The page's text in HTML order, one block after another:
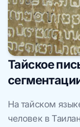
Тайское
На тайском
человек в